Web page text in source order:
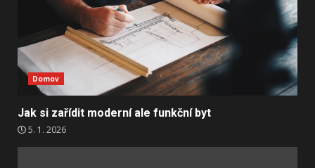
Domov
Jak si zařídit moderní ale funkční byt
5. 1. 2026